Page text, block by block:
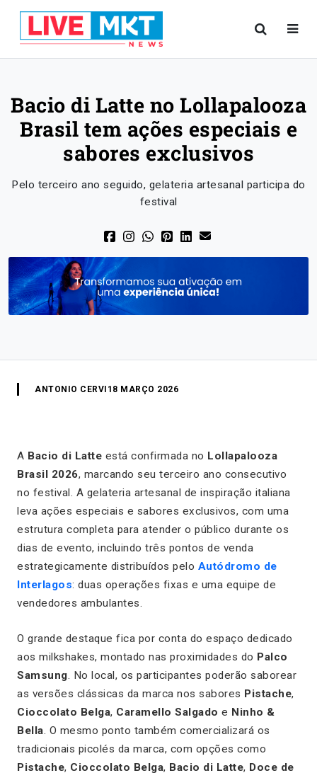
Bacio di Latte no Lollapalooza
Brasil tem ações especiais e
sabores exclusivos
Pelo terceiro ano seguido, gelateria artesanal participa do
festival
ANTONIO CERVI 18 MARÇO 2026
A Bacio di Latte está confirmada no Lollapalooza
Brasil 2026, marcando seu terceiro ano consecutivo
no festival. A gelateria artesanal de inspiração italiana
leva ações especiais e sabores exclusivos, com uma
estrutura completa para atender o público durante os
dias de evento, incluindo três pontos de venda
estrategicamente distribuídos pelo Autódromo de
Interlagos: duas operações fixas e uma equipe de
vendedores ambulantes.
O grande destaque fica por conta do espaço dedicado
aos milkshakes, montado nas proximidades do Palco
Samsung. No local, os participantes poderão saborear
as versões clássicas da marca nos sabores Pistache,
Cioccolato Belga, Caramello Salgado e Ninho &
Bella. O mesmo ponto também comercializará os
tradicionais picolés da marca, com opções como
Pistache, Cioccolato Belga, Bacio di Latte, Doce de